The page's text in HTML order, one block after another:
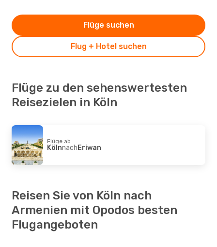
Flug + Hotel suchen
Flüge suchen
Flüge zu den sehenswertesten
Reisezielen in Köln
Flüge ab
KölnnachEriwan
Reisen Sie von Köln nach
Armenien mit Opodos besten
Flugangeboten